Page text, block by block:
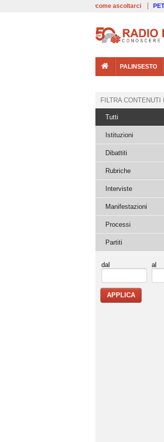
come ascoltarci
PALINSESTO
FILTRA CONTENUTI
Tutti
Istituzioni
Dibattiti
Rubriche
Interviste
Manifestazioni
Processi
Partiti
dal al